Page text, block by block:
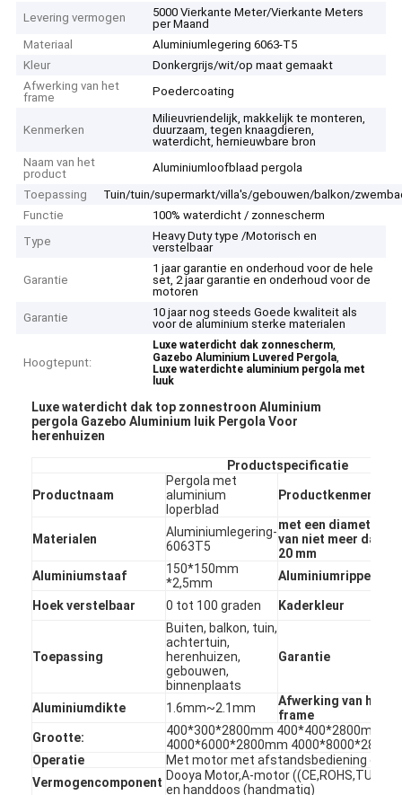
Levering vermogen
5000 Vierkante Meter/Vierkante Meters
per Maand
Materiaal
Aluminiumlegering 6063-T5
Kleur
Donkergrijs/wit/op maat gemaakt
Afwerking van het
frame
Poedercoating
Kenmerken
Milieuvriendelijk, makkelijk te monteren,
duurzaam, tegen knaagdieren,
waterdicht, hernieuwbare bron
Naam van het
product
Aluminiumloofblaad pergola
Toepassing
Tuin/tuin/supermarkt/villa's/gebouwen/balkon/
Functie
100% waterdicht / zonnescherm
Type
Heavy Duty type /Motorisch en
verstelbaar
Garantie
1 jaar garantie en onderhoud voor de hele
set, 2 jaar garantie en onderhoud voor de
motoren
Garantie
10 jaar nog steeds Goede kwaliteit als
voor de aluminium sterke materialen
Hoogtepunt:
Luxe waterdicht dak zonnescherm,
Gazebo Aluminium Luvered Pergola,
Luxe waterdichte aluminium pergola met
luuk
Luxe waterdicht dak top zonnestroon Aluminium
pergola Gazebo Aluminium luik Pergola Voor
herenhuizen
Productspecificatie
Productnaam
Pergola met
aluminium
loperblad
Productkenmerken
Materialen
Aluminiumlegering-
6063T5
met een diameter
van niet meer dan
20 mm
Aluminiumstaaf
150*150mm
*2,5mm
Aluminiumrippen
Hoek verstelbaar 0 tot 100 graden Kaderkleur
Toepassing
Buiten, balkon, tuin,
achtertuin,
herenhuizen,
gebouwen,
binnenplaats
Garantie
Aluminiumdikte 1.6mm~2.1mm
Afwerking van het
frame
Grootte:
400*300*2800mm 400*400*2800mm
4000*6000*2800mm
Operatie
Met motor met afstandsbediening of
Vermogencomponent Dooya Motor,A-motor
en handdoos (handmatig)